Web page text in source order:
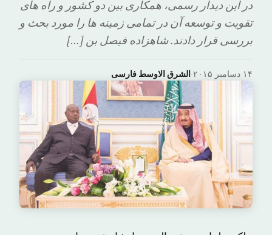
در این دیدار رسمی، همکاری بین دو کشور و راه های
تقویت و توسعه آن در تمامی زمینه ها را مورد بحث و
بررسی قرار دادند. شاهزاده فیصل بن […]
الشرق الاوسط فارسی· ۱۴ دسامبر ۲۰۱۵